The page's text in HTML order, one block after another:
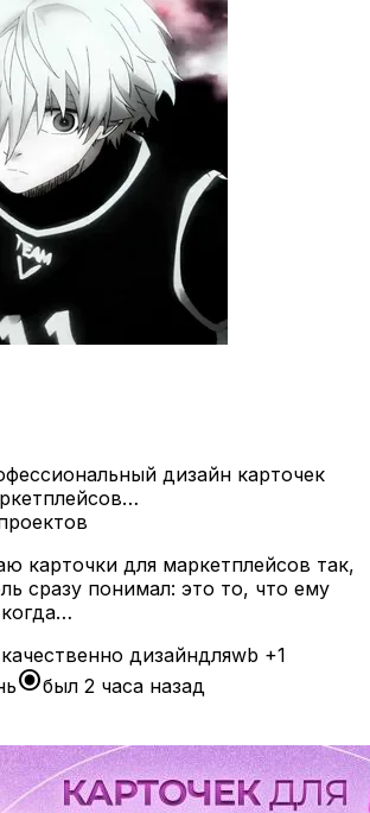
дизайн карточек
карточки для маркетплейсов так,
сразу понимал: это то, что ему
качественно дизайндляwb +1
radio_button_checkedбыл 2 часа назад